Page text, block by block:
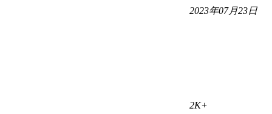
2023年07月23日
2K+